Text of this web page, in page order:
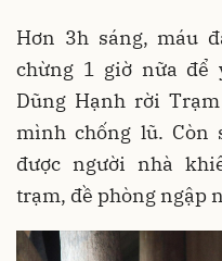
Hơn 3h sáng, máu
chừng 1 giờ nữa để
Dũng Hạnh rời
mình chống lũ. Còn
được người nhà
trạm, đề phòng ngập